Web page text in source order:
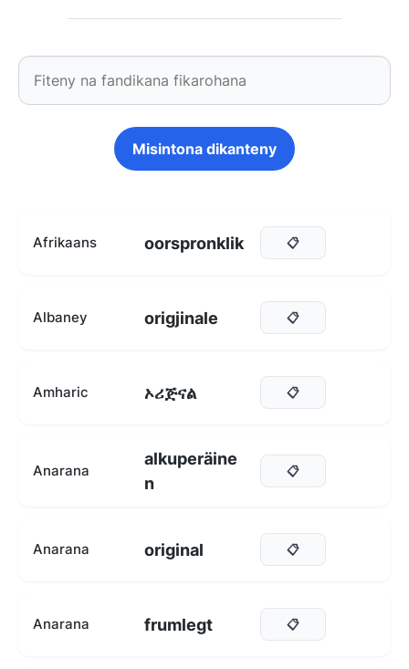
Misintona dikanteny
Afrikaans oorspronklik 📋
Albaney origjinale 📋
Amharic ኦሪጅናል 📋
Anarana
alkuperäine
n
📋
Anarana original 📋
Anarana frumlegt 📋